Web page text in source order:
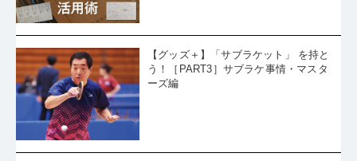
【グッズ＋】「サブラケット」 を持と
う！［PART3］サブラケ事情・マスタ
ーズ編